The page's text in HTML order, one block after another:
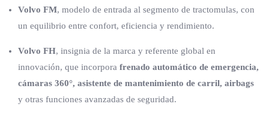
Volvo FM, modelo de entrada al segmento de tractomulas, con
un equilibrio entre confort, eficiencia y rendimiento.
Volvo FH, insignia de la marca y referente global en
innovación, que incorpora frenado automático de emergencia,
cámaras 360°, asistente de mantenimiento de carril, airbags
y otras funciones avanzadas de seguridad.